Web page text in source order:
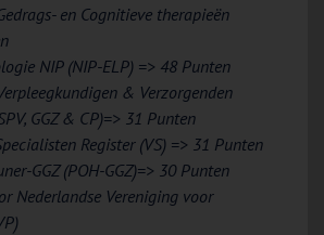
en Cognitieve therapieën
NIP (NIP-ELP) => 48 Punten
& Verzorgenden
GGZ & CP)=> 31 Punten
Register (VS) => 31 Punten
GGZ (POH-GGZ)=> 30 Punten
Nederlandse Vereniging voor